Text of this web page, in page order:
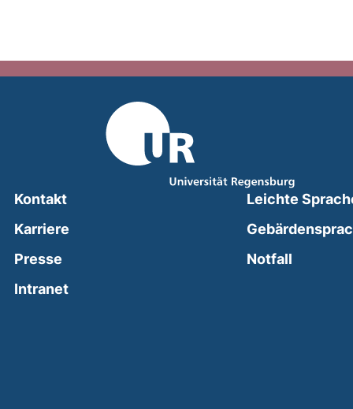
Kontakt
Karriere
Presse
Intranet(external link, opens in a new window)
Leichte
Notfall